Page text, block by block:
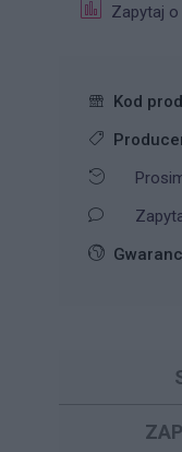
Zapytaj
Kod